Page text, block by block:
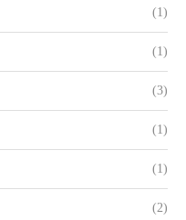
(1)
(1)
(3)
(1)
(1)
(2)